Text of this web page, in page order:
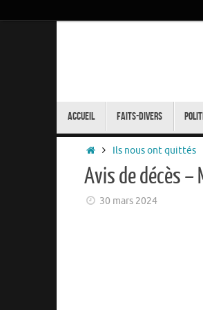
Accueil Faits-Divers
Accueil
Ils nous ont quittés
Avis de décès –
30 mars 2024